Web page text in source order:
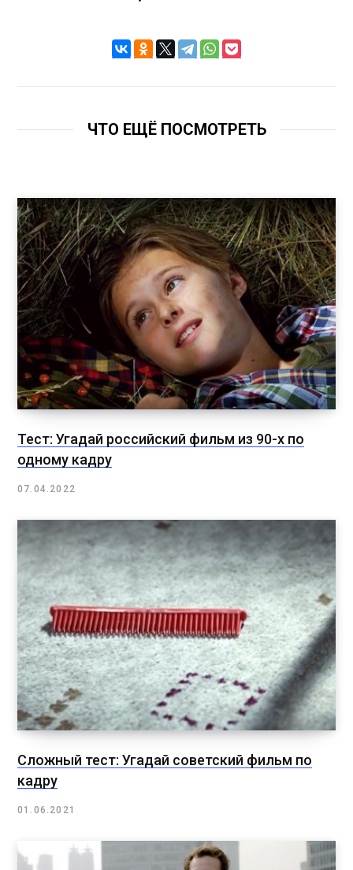
ЧТО ЕЩЁ ПОСМОТРЕТЬ
Тест: Угадай российский фильм из 90-х по
одному кадру
07.04.2022
Сложный тест: Угадай советский фильм по
кадру
01.06.2021